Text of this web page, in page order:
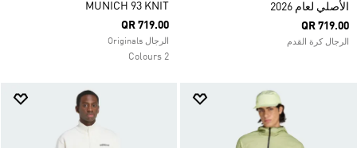
الأصلي لعام 2026
QR 719.00
الرجال كرة القدم
MUNICH 93 KNIT
QR 719.00
الرجال Originals
2 Colours